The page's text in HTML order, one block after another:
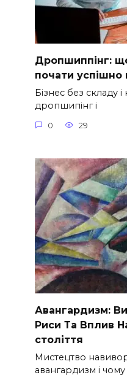
Дропшиппінг:
почати успішно
Бізнес без складу
дропшипінг і
0 29
Авангардизм:
Риси Та Вплив
століття
Мистецтво
авангардизм і чому